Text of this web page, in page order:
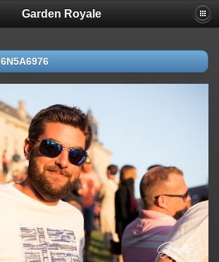
Garden Royale
6N5A6976